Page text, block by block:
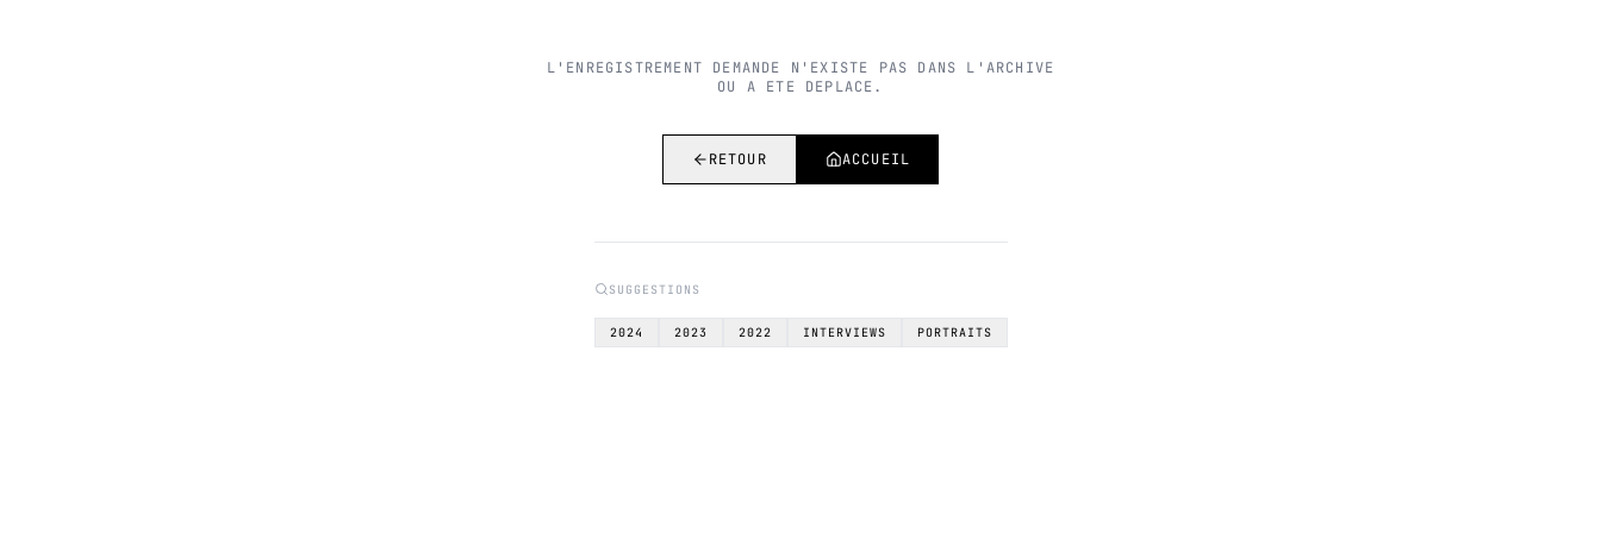
L'ENREGISTREMENT DEMANDE N'EXISTE PAS DANS L'ARCHIVE
OU A ETE DEPLACE.
RETOUR ACCUEIL
SUGGESTIONS
2024 2023 2022 INTERVIEWS PORTRAITS